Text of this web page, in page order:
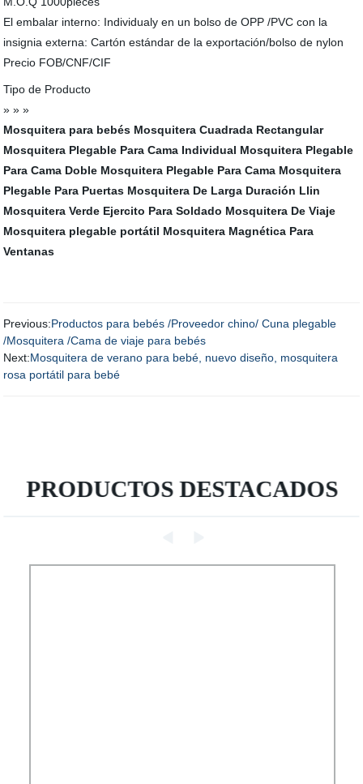
El embalar interno: Individualy en un bolso de OPP /PVC con la
insignia externa: Cartón estándar de la exportación/bolso de nylon
Precio FOB/CNF/CIF
Tipo de Producto
» » »
Mosquitera para bebés Mosquitera Cuadrada Rectangular
Mosquitera Plegable Para Cama Individual Mosquitera Plegable
Para Cama Doble Mosquitera Plegable Para Cama Mosquitera
Plegable Para Puertas Mosquitera De Larga Duración Llin
Mosquitera Verde Ejercito Para Soldado Mosquitera De Viaje
Mosquitera plegable portátil Mosquitera Magnética Para
Ventanas
Previous:Productos para bebés /Proveedor chino/ Cuna plegable
/Mosquitera /Cama de viaje para bebés
Next:Mosquitera de verano para bebé, nuevo diseño, mosquitera
rosa portátil para bebé
PRODUCTOS DESTACADOS